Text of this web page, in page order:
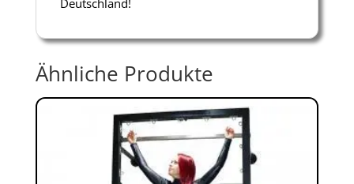
Ähnliche Produkte